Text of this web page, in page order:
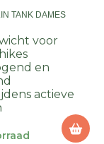
TANK DAMES
voor
en
actieve